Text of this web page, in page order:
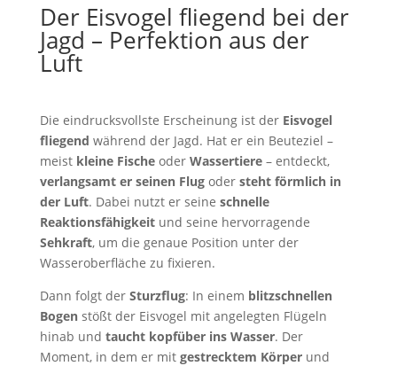
Der Eisvogel fliegend bei der
Jagd – Perfektion aus der
Luft
Die eindrucksvollste Erscheinung ist der Eisvogel
fliegend während der Jagd. Hat er ein Beuteziel –
meist kleine Fischeoder Wassertiere– entdeckt,
verlangsamt er seinen Flugoder steht förmlich in
der Luft. Dabei nutzt er seine schnelle
Reaktionsfähigkeitund seine hervorragende
Sehkraft, um die genaue Position unter der
Wasseroberfläche zu fixieren.
Dann folgt der Sturzflug: In einem blitzschnellen
Bogenstößt der Eisvogel mit angelegten Flügeln
hinab und taucht kopfüber ins Wasser. Der
Moment, in dem er mit gestrecktem Körperund